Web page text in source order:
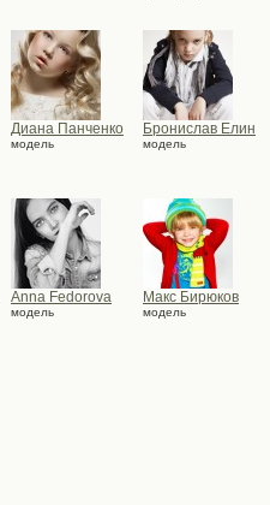
Диана Панченко
модель
Бронислав Елин
модель
Anna Fedorova
модель
Макс Бирюков
модель